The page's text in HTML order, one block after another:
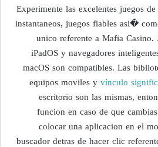
Experimente las excelentes juegos
instantaneos, juegos fiables asi�
unico referente a Mafia
iPadOS y navegadores
macOS son compatibles. Las
equipos moviles yvínculo
escritorio son las mismas,
funcion en caso de que
colocar una aplicacion en el
buscador detras de hacer clic